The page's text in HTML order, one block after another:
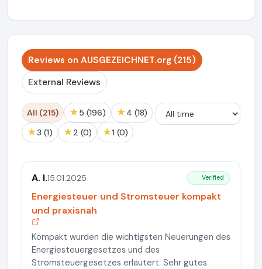
Reviews on AUSGEZEICHNET.org (215)
External Reviews
All (215) ★ 5 (196) ★ 4 (18)
★ 3 (1) ★ 2 (0) ★ 1 (0)
A. I.15.01.2025 Verified
Energiesteuer und Stromsteuer kompakt
und praxisnah
Kompakt wurden die wichtigsten Neuerungen des
Energiesteuergesetzes und des
Stromsteuergesetzes erläutert. Sehr gutes